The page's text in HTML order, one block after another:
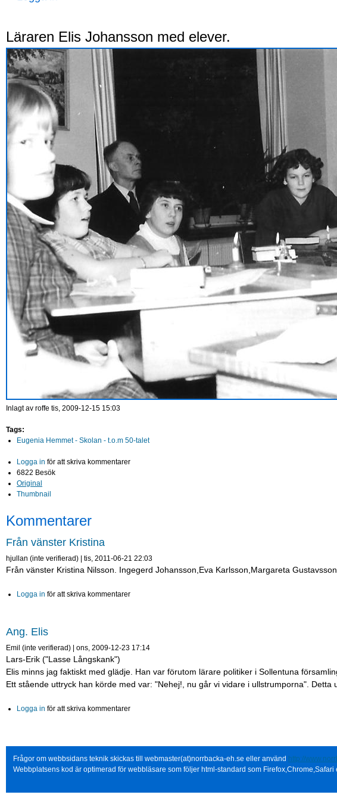
Läraren Elis Johansson med elever.
Inlagt av roffe tis, 2009-12-15 15:03
Tags:
Eugenia Hemmet - Skolan - t.o.m 50-talet
Logga in för att skriva kommentarer
6822 Besök
Original
Thumbnail
Kommentarer
Från vänster Kristina
hjullan (inte verifierad) tis, 2011-06-21 22:03
Från vänster Kristina Nilsson. Ingegerd Johansson,Eva Karlsson,Margareta
Logga in för att skriva kommentarer
Ang. Elis
Emil (inte verifierad) ons, 2009-12-23 17:14
Lars-Erik ("Lasse Långskank")
Elis minns jag faktiskt med glädje. Han var förutom lärare politiker i Sollentuna
Ett stående uttryck han körde med var: "Nehej!, nu går vi vidare i ullstrumporna".
Logga in för att skriva kommentarer
Frågor om webbsidans teknik skickas till webmaster(at)norrbacka-eh.se eller använd http://
Webbplatsens kod är optimerad för webbläsare som följer html-standard som Firefox,Chrome,Safari